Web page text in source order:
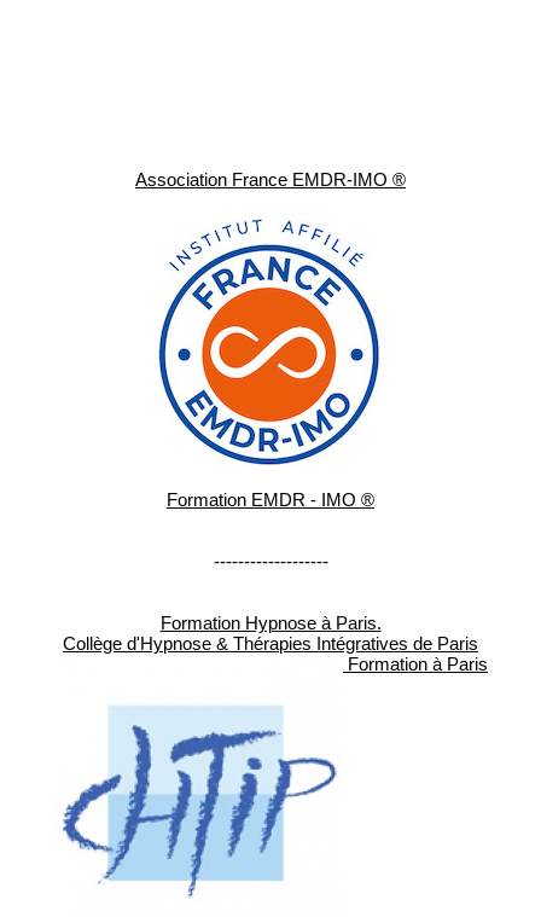
Association France EMDR-IMO ®
Formation EMDR - IMO ®
-------------------
Formation Hypnose à Paris.
Collège d'Hypnose & Thérapies Intégratives de Paris
Formation à Paris